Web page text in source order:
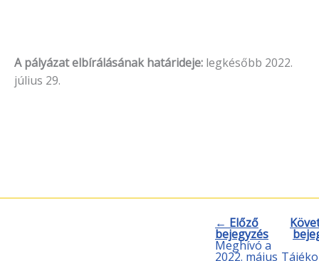
A pályázat elbírálásának határideje: legkésőbb 2022.
július 29.
← Előző
bejegyzés
Meghívó a
2022. május